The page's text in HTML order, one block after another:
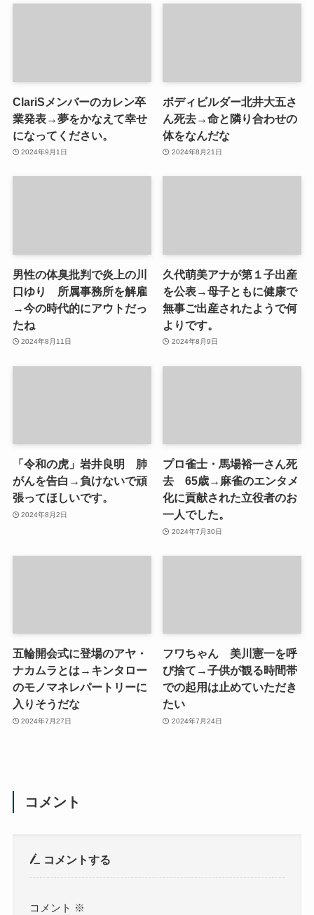
ClariSメンバーのカレン卒
業発表→夢をかなえて幸せ
になってください。
2024年9月1日
ボディビルダー北井大五さ
ん死去→命と隣り合わせの
体をなんだな
2024年8月21日
男性の体臭批判で炎上の川
口ゆり 所属事務所を解雇
→今の時代的にアウトだっ
たね
2024年8月11日
久代萌美アナが第１子出産
を公表→母子ともに健康で
無事ご出産されたようで何
よりです。
2024年8月9日
「令和の虎」岩井良明 肺
がんを告白→負けないで頑
張ってほしいです。
2024年8月2日
プロ雀士・馬場裕一さん死
去 65歳→麻雀のエンタメ
化に貢献された立役者のお
一人でした。
2024年7月30日
五輪開会式に登場のアヤ・
ナカムラとは→キンタロー
のモノマネレパートリーに
入りそうだな
2024年7月27日
フワちゃん 美川憲一を呼
び捨て→子供が観る時間帯
での起用は止めていただき
たい
2024年7月24日
コメント
コメントする
コメント ※